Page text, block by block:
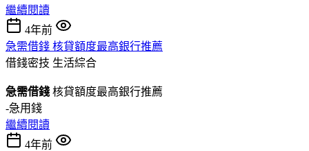
繼續閱讀
4年前
急需借錢 核貸額度最高銀行推薦
借錢密技 生活綜合
急需借錢 核貸額度最高銀行推薦
-急用錢
繼續閱讀
4年前